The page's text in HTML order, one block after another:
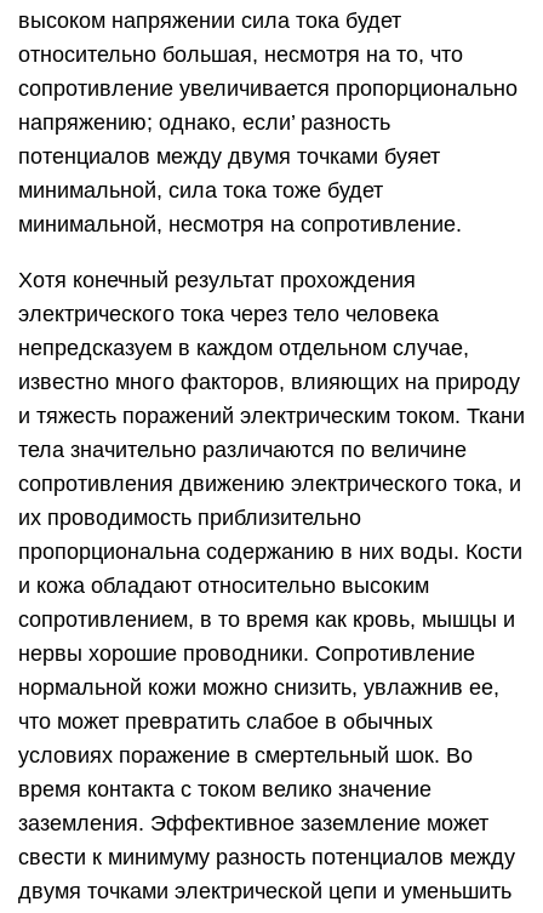
высоком напряжении сила тока будет
относительно большая, несмотря на то, что
сопротивление увеличивается пропорционально
напряжению; однако, если’ разность
потенциалов между двумя точками буяет
минимальной, сила тока тоже будет
минимальной, несмотря на сопротивление.
Хотя конечный результат прохождения
электрического тока через тело человека
непредсказуем в каждом отдельном случае,
известно много факторов, влияющих на природу
и тяжесть поражений электрическим током. Ткани
тела значительно различаются по величине
сопротивления движению электрического тока, и
их проводимость приблизительно
пропорциональна содержанию в них воды. Кости
и кожа обладают относительно высоким
сопротивлением, в то время как кровь, мышцы и
нервы хорошие проводники. Сопротивление
нормальной кожи можно снизить, увлажнив ее,
что может превратить слабое в обычных
условиях поражение в смертельный шок. Во
время контакта с током велико значение
заземления. Эффективное заземление может
свести к минимуму разность потенциалов между
двумя точками электрической цепи и уменьшить